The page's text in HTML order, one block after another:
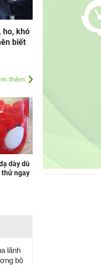
ho, khó
biết
thêm
dày dù
thử ngay
lãnh
bộ